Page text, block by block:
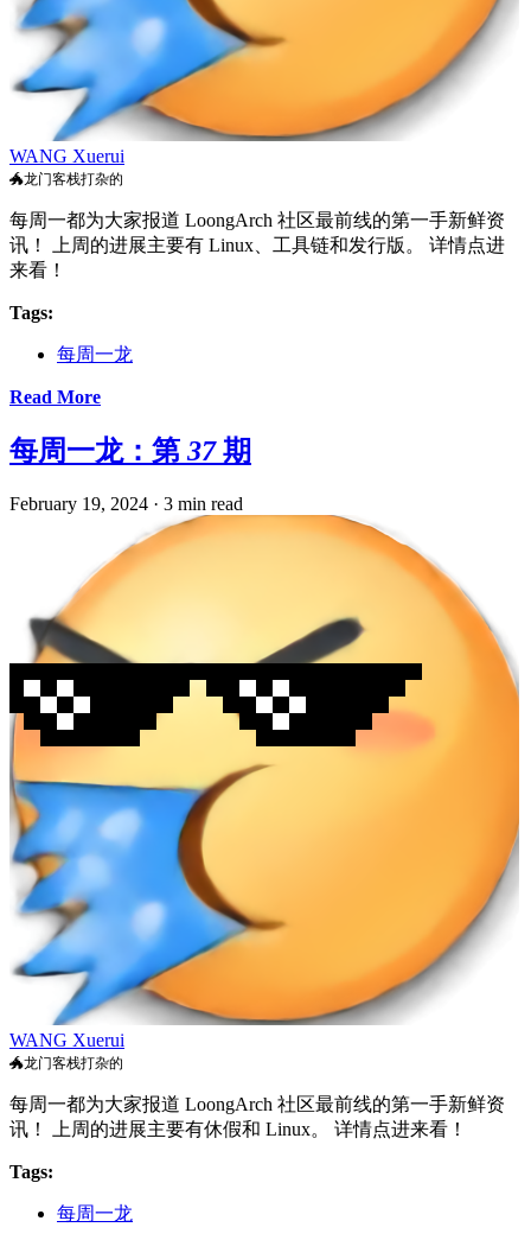
WANG Xuerui
🐲龙门客栈打杂的
每周一都为大家报道 LoongArch 社区最前线的第一手新鲜资
讯！ 上周的进展主要有 Linux、工具链和发行版。 详情点进
来看！
Tags:
每周一龙
Read More
每周一龙：第 37 期
February 19, 2024 · 3 min read
WANG Xuerui
🐲龙门客栈打杂的
每周一都为大家报道 LoongArch 社区最前线的第一手新鲜资
讯！ 上周的进展主要有休假和 Linux。 详情点进来看！
Tags:
每周一龙